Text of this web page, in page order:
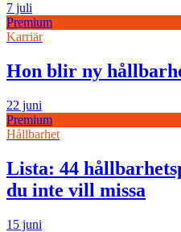
7 juli
Premium
Karriär
Hon blir ny
22 juni
Premium
Hållbarhet
Lista: 44
du inte vill missa
15 juni